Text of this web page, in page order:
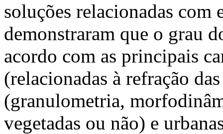
soluções relacionadas com
demonstraram que o grau
acordo com as principais
(relacionadas à refração
(granulometria,
vegetadas ou não) e